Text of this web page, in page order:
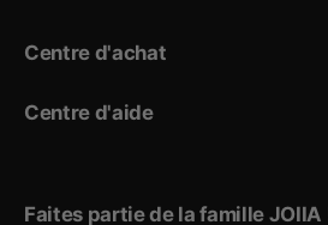
Centre d'achat
Centre d'aide
Faites partie de la famille JOIIA